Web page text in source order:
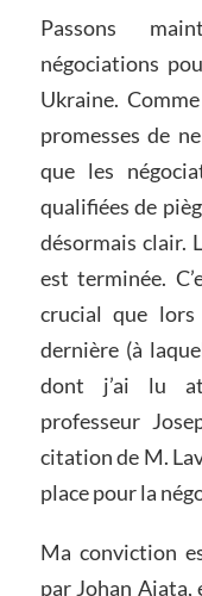
Passons
négociations
Ukraine.
promesses de
que les
qualifiées de
désormais clair.
est terminée.
crucial que
dernière (à
dont j’ai lu
professeur
citation de M.
place pour la
Ma conviction
par Johan Ajata,